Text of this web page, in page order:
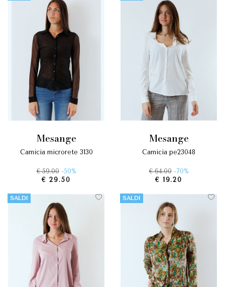
mesange
camicia microrete 3130
€ 59.00 -50%
€ 29.50
mesange
camicia pe23048
€ 64.00 -70%
€ 19.20
SALDI SALDI